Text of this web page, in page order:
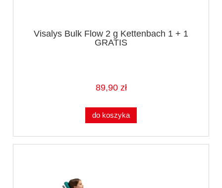
Visalys Bulk Flow 2 g Kettenbach 1 + 1
GRATIS
89,90 zł
do koszyka